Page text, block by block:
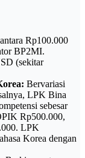
Rp100.000
BP2MI.
(sekitar
Bervariasi
LPK Bina
sebesar
Rp500.000,
LPK
Korea dengan